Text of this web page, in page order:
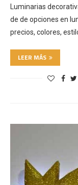
Luminarias
de de opciones en
precios, colores,
LEER MÁS